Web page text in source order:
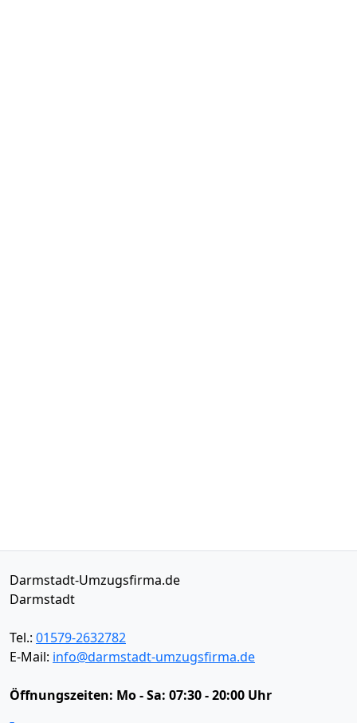
Darmstadt-Umzugsfirma.de
Darmstadt
Tel.: 01579-2632782
E-Mail: info@darmstadt-umzugsfirma.de
Öffnungszeiten: Mo - Sa: 07:30 - 20:00 Uhr